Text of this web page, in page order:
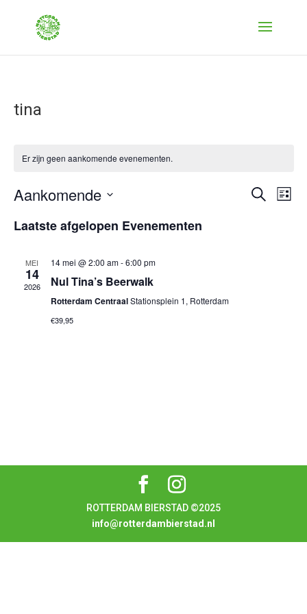
tina
Er zijn geen aankomende evenementen.
Zoeken
Lijst
Aankomende
een
Laatste afgelopen Evenementen
MEI
14
2026
14 mei @ 2:00 am-6:00 pm
Nul Tina’s Beerwalk
Rotterdam CentraalStationsplein 1, Rotterdam
€39,95
ROTTERDAM BIERSTAD ©2025
info@rotterdambierstad.nl